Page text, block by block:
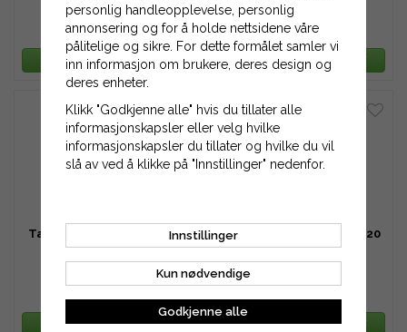
741 kr
LEGG TIL HANDLEKURV
798 kr
LEGG TIL HANDLEKURV
Tannreim HTD 1870-5M-15
855 kr
LEGG TIL HANDLEKURV
Tannreim HTD 1870-5M-20
1 141 kr
LEGG TIL HANDLEKURV
personlig handleopplevelse, personlig
annonsering og for å holde nettsidene våre
pålitelige og sikre. For dette formålet samler vi
inn informasjon om brukere, deres design og
deres enheter.
Klikk "Godkjenne alle" hvis du tillater alle
informasjonskapsler eller velg hvilke
informasjonskapsler du tillater og hvilke du vil
slå av ved å klikke på "Innstillinger" nedenfor.
Innstillinger
Kun nødvendige
Godkjenne alle